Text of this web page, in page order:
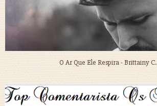
O Ar Que Ele Respira - Brittainy